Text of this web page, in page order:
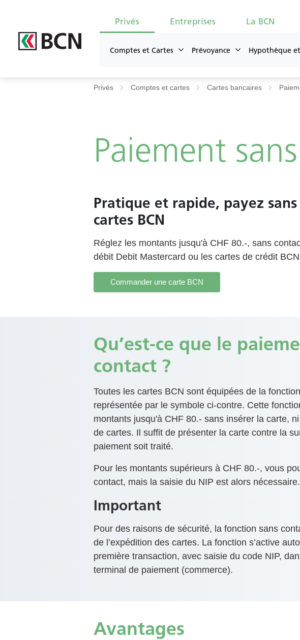
Privés Entreprises La BCN
Comptes et Cartes Prévoyance Hypothèque
Privés Comptes et cartes Cartes bancaires
Paiement
Body
Pratique et rapide, payez
cartes BCN
Réglez les montants jusqu'à CHF 80.-, sans
débit Debit Mastercard ou les cartes de crédit
Commander une carte BCN
Qu’est-ce que le
contact ?
Toutes les cartes BCN sont équipées de la
représentée par le symbole ci-contre. Cette
montants jusqu'à CHF 80.- sans insérer la carte,
de cartes. Il suffit de présenter la carte contre la
paiement soit traité.
Pour les montants supérieurs à CHF 80.-, vous
contact, mais la saisie du NIP est alors nécessaire.
Important
Pour des raisons de sécurité, la fonction sans
de l’expédition des cartes. La fonction s’active
première transaction, avec saisie du code NIP,
terminal de paiement (commerce).
Avantages